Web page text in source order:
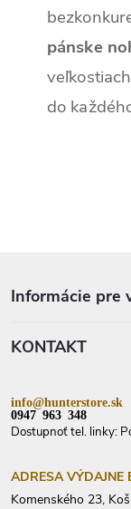
pánske
do
Informácie pre
KONTAKT
info@hunterstore.sk
0947 963 348
Dostupnoť tel. linky:
ADRESA VÝDAJNE
Komenského 23,